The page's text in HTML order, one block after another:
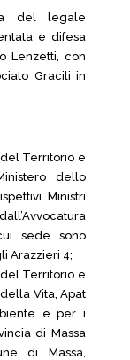
del legale
e difesa
Lenzetti, con
Gracili in
Territorio e
dello
Ministri
sede sono
Arazzieri 4;
Territorio e
Vita, Apat
e per i
di Massa
di Massa,